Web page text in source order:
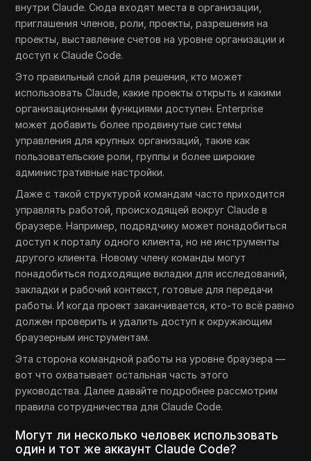
внутри Claude. Сюда входят места в организации,
приглашения членов, роли, проекты, разрешения на
проекты, выставление счетов на уровне организации и
доступ к Claude Code.
Это правильный слой для решения, кто может
использовать Claude, какие проекты открыть и какими
организационными функциями доступен. Enterprise
может добавить более продвинутые системы
управления для крупных организаций, такие как
пользовательские роли, группы и более широкие
административные настройки.
Даже с такой структурой командам часто приходится
управлять работой, происходящей вокруг Claude в
браузере. Например, подрядчику может понадобиться
доступ к порталу одного клиента, но не инструменты
другого клиента. Новому члену команды могут
понадобиться подходящие вкладки для исследований,
закладки и рабочий контекст, готовые для передачи
работы. И когда проект заканчивается, кто-то всё равно
должен проверить и удалить доступ к окружающим
браузерным инструментам.
Эта сторона командной работы на уровне браузера —
вот что охватывает остальная часть этого
руководства. Далее давайте подробнее рассмотрим
правила сотрудничества для Claude Code.
Могут ли несколько человек использовать
один и тот же аккаунт Claude Code?